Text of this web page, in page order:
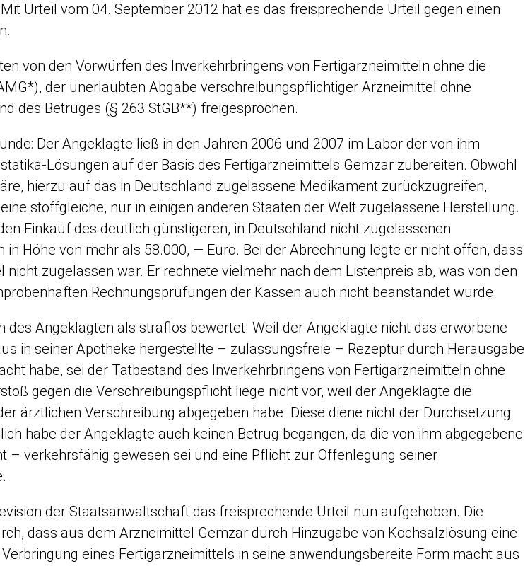
Urteil vom 04. September 2012 hat es das freisprechende Urteil gegen einen
von den Vorwürfen des Inverkehrbringens von Fertigarzneimitteln ohne die
der unerlaubten Abgabe verschreibungspflichtiger Arzneimittel ohne
des Betruges (§ 263 StGB**) freigesprochen.
Der Angeklagte ließ in den Jahren 2006 und 2007 im Labor der von ihm
Lösungen auf der Basis des Fertigarzneimittels Gemzar zubereiten. Obwohl
hierzu auf das in Deutschland zugelassene Medikament zurückzugreifen,
stoffgleiche, nur in einigen anderen Staaten der Welt zugelassene Herstellung.
Einkauf des deutlich günstigeren, in Deutschland nicht zugelassenen
Höhe von mehr als 58.000, — Euro. Bei der Abrechnung legte er nicht offen, dass
zugelassen war. Er rechnete vielmehr nach dem Listenpreis ab, was von den
Rechnungsprüfungen der Kassen auch nicht beanstandet wurde.
des Angeklagten als straflos bewertet. Weil der Angeklagte nicht das erworbene
in seiner Apotheke hergestellte – zulassungsfreie – Rezeptur durch Herausgabe
habe, sei der Tatbestand des Inverkehrbringens von Fertigarzneimitteln ohne
gegen die Verschreibungspflicht liege nicht vor, weil der Angeklagte die
ärztlichen Verschreibung abgegeben habe. Diese diene nicht der Durchsetzung
habe der Angeklagte auch keinen Betrug begangen, da die von ihm abgegebene
verkehrsfähig gewesen sei und eine Pflicht zur Offenlegung seiner
der Staatsanwaltschaft das freisprechende Urteil nun aufgehoben. Die
dass aus dem Arzneimittel Gemzar durch Hinzugabe von Kochsalzlösung eine
eines Fertigarzneimittels in seine anwendungsbereite Form macht aus